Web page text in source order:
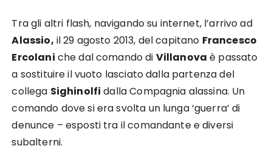
Tra gli altri flash, navigando su internet, l’arrivo ad
Alassio, il 29 agosto 2013, del capitano Francesco
Ercolani che dal comando di Villanova è passato
a sostituire il vuoto lasciato dalla partenza del
collega Sighinolfi dalla Compagnia alassina. Un
comando dove si era svolta un lunga ‘guerra’ di
denunce – esposti tra il comandante e diversi
subalterni.